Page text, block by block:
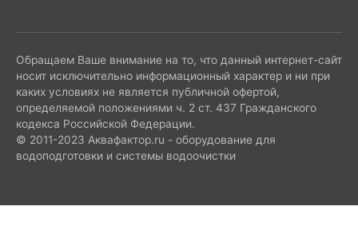
Обращаем Ваше внимание на то, что данный интернет-сайт
носит исключительно информационный характер и ни при
каких условиях не является публичной офертой,
определяемой положениями ч. 2 ст. 437 Гражданского
кодекса Российской Федерации.
© 2011-2023 Аквафактор.ru - оборудование для
водоподготовки и системы водоочистки